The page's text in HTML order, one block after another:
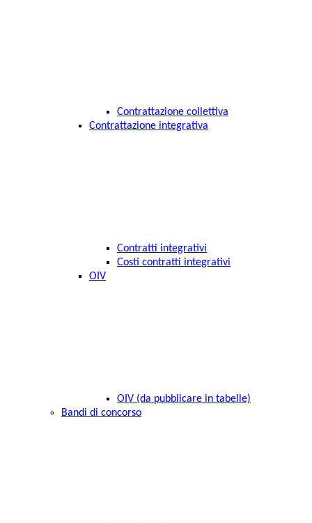
Contrattazione collettiva
Contrattazione integrativa
Contratti integrativi
Costi contratti integrativi
OIV
OIV (da pubblicare in tabelle)
Bandi di concorso